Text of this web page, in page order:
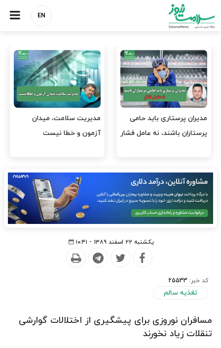
EN
وقت وزیر بهداشت باید صرف
افتتاح پروژه‌ها شود؟
واردات دارو و کالاهای اساسی
باید در اولویت تخصیص ارز
یکشنبه ۲۲ اسفند ۱۳۸۹ - ۱۰:۴۱
کد خبر: 25533
تغذیه سالم
مسافران نوروزی برای پیشگیری از اختلالات گوارشی
تنقلات زیاد نخورند